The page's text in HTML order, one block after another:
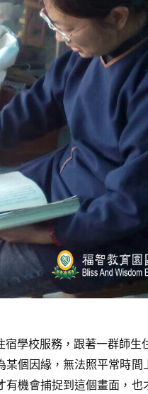
學校服務，跟著一群師生
個因緣，無法照平常時間
有機會捕捉到這個畫面，也